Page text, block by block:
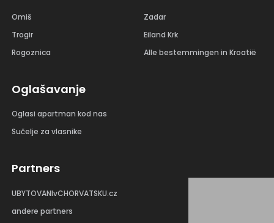
Omiš
Trogir
Rogoznica
Zadar
Eiland Krk
Alle bestemmingen in Kroatië
Oglašavanje
Oglasi apartman kod nas
Sučelje za vlasnike
Partners
UBYTOVANIvCHORVATSKU.cz
andere partners